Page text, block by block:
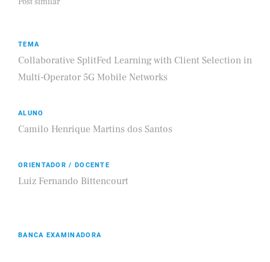
TEMA
Collaborative SplitFed Learning with Client Selection in
Multi-Operator 5G Mobile Networks
ALUNO
Camilo Henrique Martins dos Santos
ORIENTADOR / DOCENTE
Luiz Fernando Bittencourt
BANCA EXAMINADORA